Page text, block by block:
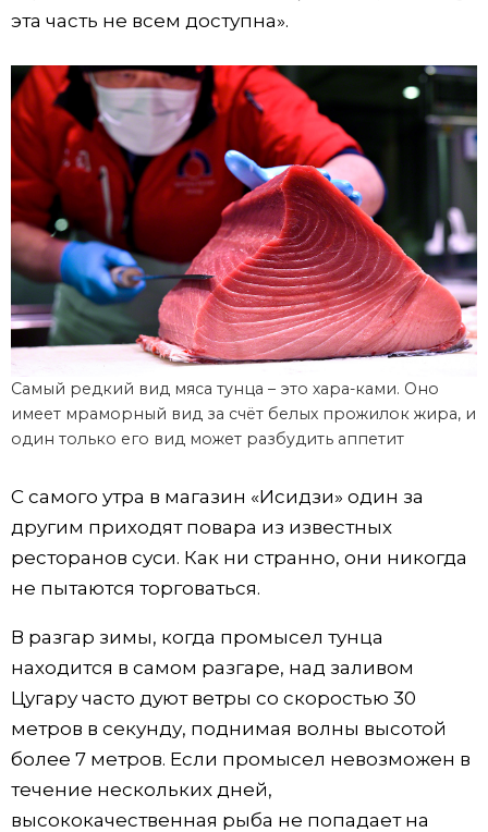
эта часть не всем доступна».
Самый редкий вид мяса тунца – это хара-ками. Оно
имеет мраморный вид за счёт белых прожилок жира, и
один только его вид может разбудить аппетит
С самого утра в магазин «Исидзи» один за
другим приходят повара из известных
ресторанов суси. Как ни странно, они никогда
не пытаются торговаться.
В разгар зимы, когда промысел тунца
находится в самом разгаре, над заливом
Цугару часто дуют ветры со скоростью 30
метров в секунду, поднимая волны высотой
более 7 метров. Если промысел невозможен в
течение нескольких дней,
высококачественная рыба не попадает на